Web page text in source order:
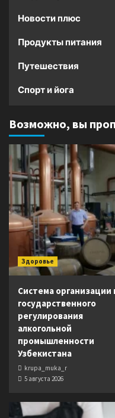
Новости плюс
Продукты питания
Путешествия
Спорт и йога
Возможно, вы
Здоровье
Система организации
государственного
регулирования
алкогольной
промышленности
Узбекистана
krupa_muka_r
5 августа 2026